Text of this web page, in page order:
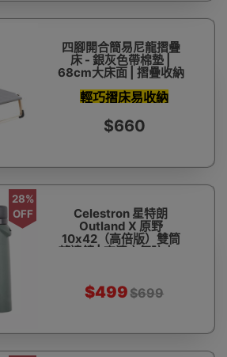
四腳開合簡易尼龍摺疊
床 - 銀灰色帶棉墊 |
68cm大床面 | 摺疊收納
輕巧摺床易收納
$660
28%
OFF
Celestron 星特朗
Outland X 原野
10x42（高倍版）雙筒
望遠鏡 | 高清充氮防水 -
$499$699